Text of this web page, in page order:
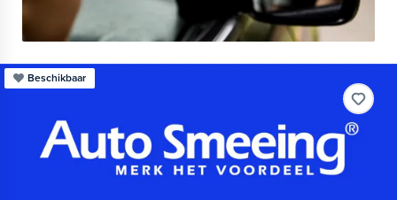
Beschikbaar